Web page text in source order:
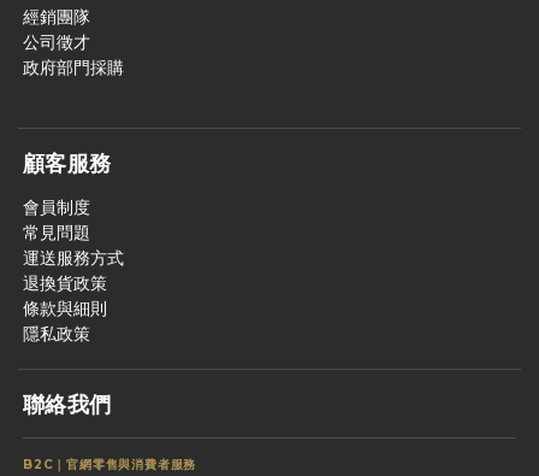
經銷團隊
公司徵才
政府部門採購
顧客服務
會員制度
常見問題
運送服務方式
退換貨政策
條款與細則
隱私政策
聯絡我們
B2C｜官網零售與消費者服務